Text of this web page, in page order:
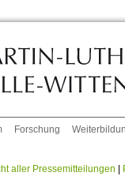
Forschung
aller Pressemitteilungen |